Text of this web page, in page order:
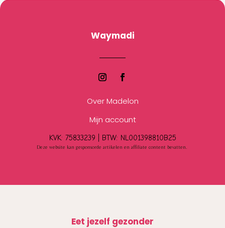
Waymadi
Over Madelon
Mijn account
KVK: 75833239 | BTW: NL001398810B25
Deze website kan gesponsorde artikelen en affiliate content bevatten.
Eet jezelf gezonder